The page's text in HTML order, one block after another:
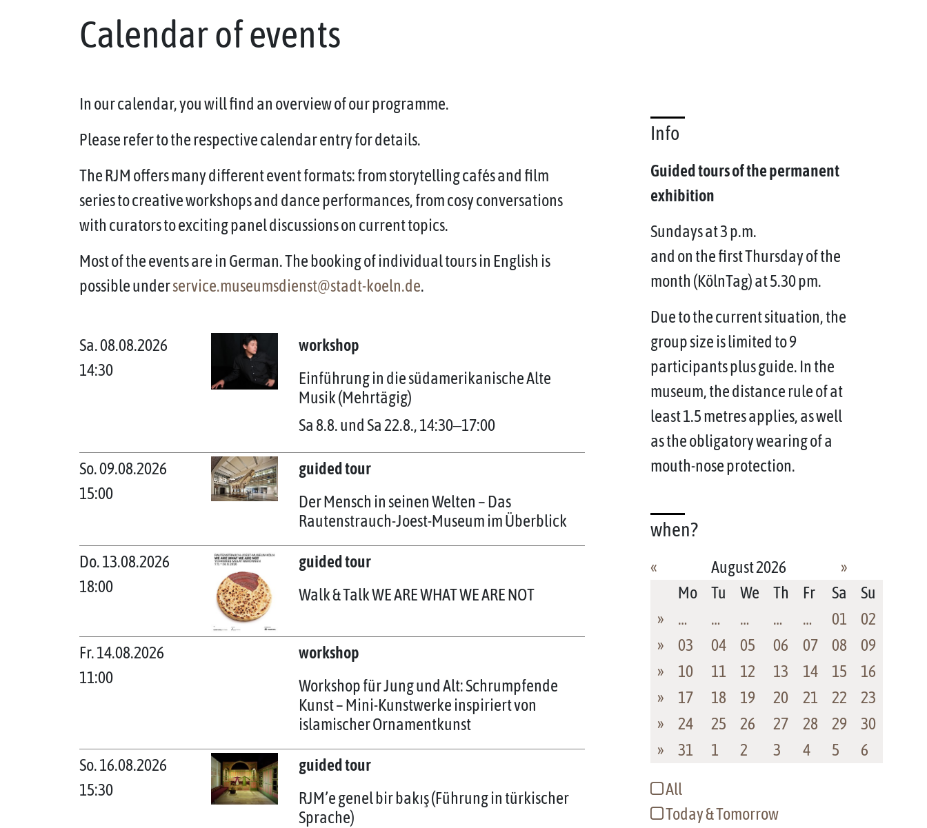
Calendar of events
In our calendar, you will find an overview of our programme.
Please refer to the respective calendar entry for details.
The RJM offers many different event formats: from storytelling cafés and film
series to creative workshops and dance performances, from cosy conversations
with curators to exciting panel discussions on current topics.
Most of the events are in German. The booking of individual tours in English is
possible underservice.museumsdienst@stadt-koeln.de.
Sa. 08.08.2026
14:30
workshop
Einführung in die südamerikanische Alte
Musik (Mehrtägig)
Sa 8.8. und Sa 22.8., 14:30‒17:00
So. 09.08.2026
15:00
guided tour
Der Mensch in seinen Welten – Das
Rautenstrauch-Joest-Museum im Überblick
Do. 13.08.2026
18:00
guided tour
Walk & Talk WE ARE WHAT WE ARE NOT
Fr. 14.08.2026
11:00
workshop
Workshop für Jung und Alt: Schrumpfende
Kunst – Mini-Kunstwerke inspiriert von
islamischer Ornamentkunst
So. 16.08.2026
15:30
guided tour
RJM’e genel bir bakış (Führung in türkischer
Sprache)
Info
Guided tours of the permanent
exhibition
Sundays at 3 p.m.
and on the first Thursday of the
month (KölnTag) at 5.30 pm.
Due to the current situation, the
group size is limited to 9
participants plus guide. In the
museum, the distance rule of at
least 1.5 metres applies, as well
as the obligatory wearing of a
mouth-nose protection.
when?
»
«
August 2026
Mo
Tu We Th Fr Sa
Su
»
… … … … … 01
02
»
03 04 05 06 07 08
09
»
10 11 12 13 14 15
16
»
17 18 19 20 21 22
23
»
24 25 26 27 28 29
30
»
31 1 2 3 4 5 6
All
Today & Tomorrow